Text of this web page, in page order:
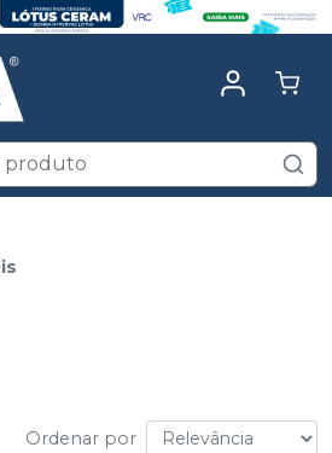
Ordenar por